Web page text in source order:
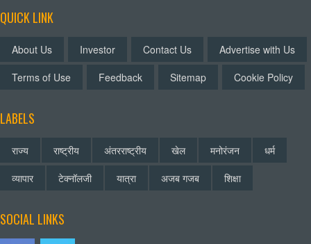
QUICK LINK
About Us Investor Contact Us
Advertise with Us
Terms of Use
Feedback Sitemap Cookie Policy
LABELS
राज्य राष्ट्रीय अंतरराष्ट्रीय खेल मनोरंजन
धर्म
व्यापार
टेक्नॉलजी यात्रा अजब गजब शिक्षा
SOCIAL LINKS